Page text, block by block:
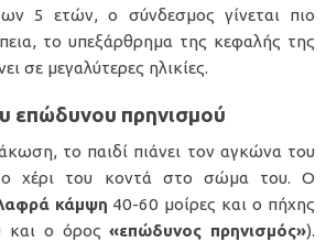
5 ετών, ο σύνδεσμος γίνεται πιο
το υπεξάρθρημα της κεφαλής της
σε μεγαλύτερες ηλικίες.
επώδυνου πρηνισμού
το παιδί πιάνει τον αγκώνα του
το χέρι του κοντά στο σώμα του. Ο
κάμψη 40-60 μοίρες και ο πήχης
και ο όρος«επώδυνος πρηνισμός»).